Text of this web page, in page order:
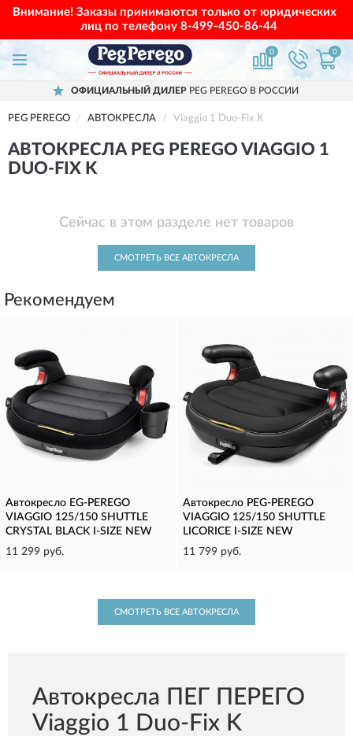
Внимание! Заказы принимаются только от юридических
лиц по телефону 8-499-450-86-44
0 0
ОФИЦИАЛЬНЫЙ ДИЛЕР PEG PEREGO В РОССИИ
PEG PEREGO АВТОКРЕСЛА Viaggio 1 Duo-Fix K
АВТОКРЕСЛА PEG PEREGO VIAGGIO 1
DUO-FIX K
Сейчас в этом разделе нет товаров
СМОТРЕТЬ ВСЕ АВТОКРЕСЛА
Рекомендуем
Автокресло EG-PEREGO
VIAGGIO 125/150 SHUTTLE
CRYSTAL BLACK I-SIZE NEW
11 299 руб.
Автокресло PEG-PEREGO
VIAGGIO 125/150 SHUTTLE
LICORICE I-SIZE NEW
11 799 руб.
СМОТРЕТЬ ВСЕ АВТОКРЕСЛА
Автокресла ПЕГ ПЕРЕГО
Viaggio 1 Duo-Fix K